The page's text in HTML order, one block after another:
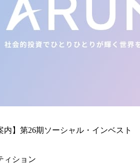
内】第26期ソーシャル・インベスト
ィション